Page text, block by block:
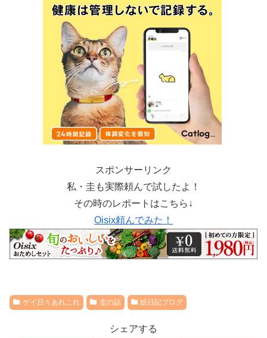
スポンサーリンク
私・圭も実際頼んで試したよ！
その時のレポートはこちら↓
Oisix頼んでみた！
ゲイ日々あれこれ 圭の話 絵日記ブログ
シェアする